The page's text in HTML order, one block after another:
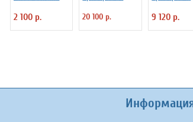
2 100 р.
"Verona" Luxstah
20 100 р.
"Verona"
9 120 р.